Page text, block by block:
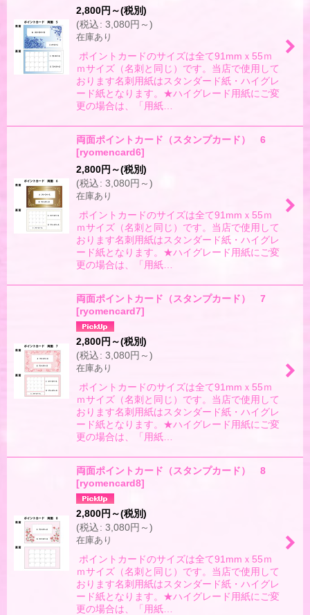
2,800円 ～(税別)
(税込: 3,080円 ～)
在庫あり
ポイントカードのサイズは全て91mmｘ55ｍ
ｍサイズ（名刺と同じ）です。当店で使用して
おります名刺用紙はスタンダード紙・ハイグレ
ード紙となります。★ハイグレード用紙にご変
更の場合は、「用紙…
両面ポイントカード（スタンプカード） 6
[ryomencard6]
2,800円 ～(税別)
(税込: 3,080円 ～)
在庫あり
ポイントカードのサイズは全て91mmｘ55ｍ
ｍサイズ（名刺と同じ）です。当店で使用して
おります名刺用紙はスタンダード紙・ハイグレ
ード紙となります。★ハイグレード用紙にご変
更の場合は、「用紙…
両面ポイントカード（スタンプカード） 7
[ryomencard7]
2,800円 ～(税別)
(税込: 3,080円 ～)
在庫あり
ポイントカードのサイズは全て91mmｘ55ｍ
ｍサイズ（名刺と同じ）です。当店で使用して
おります名刺用紙はスタンダード紙・ハイグレ
ード紙となります。★ハイグレード用紙にご変
更の場合は、「用紙…
両面ポイントカード（スタンプカード） 8
[ryomencard8]
2,800円 ～(税別)
(税込: 3,080円 ～)
在庫あり
ポイントカードのサイズは全て91mmｘ55ｍ
ｍサイズ（名刺と同じ）です。当店で使用して
おります名刺用紙はスタンダード紙・ハイグレ
ード紙となります。★ハイグレード用紙にご変
更の場合は、「用紙…